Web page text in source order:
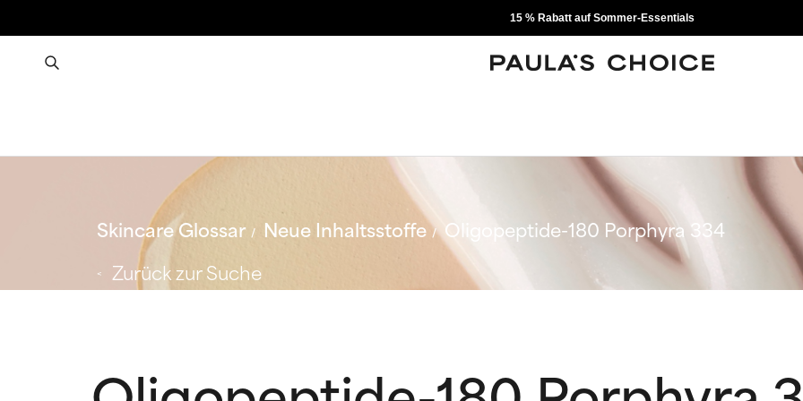
15 % Rabatt auf Sommer-Essentials
Skincare Glossar Neue Inhaltsstoffe
Oligopeptide-180 Porphyra 334
Zurück zur Suche